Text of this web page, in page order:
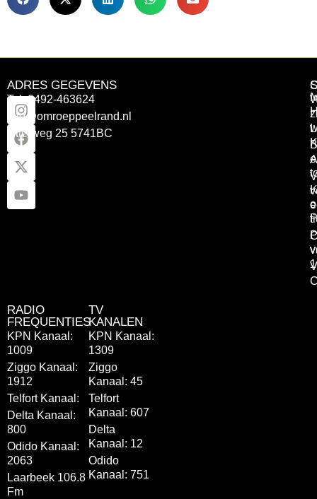
ADRES GEGEVENS
Tel: 0492-463624
info@omroeppeelrand.nl
Otterweg 25 5741BC
RADIO
FREQUENTIES
KPN Kanaal:
1009
Ziggo Kanaal:
1912
Telfort Kanaal:
Delta Kanaal:
800
Odido Kanaal:
2063
Laarbeek 106.8
Fm
TV
KANALEN
KPN Kanaal:
1309
Ziggo
Kanaal: 45
Telfort
Kanaal: 607
Delta
Kanaal: 12
Odido
Kanaal: 751